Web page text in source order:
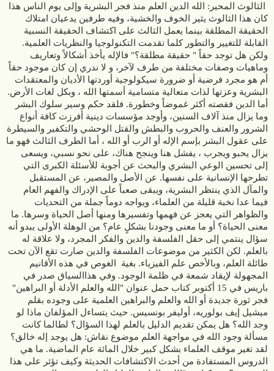
الثالوث المحير: الله الدين العلم منذ فجر البشرية وإلى يوم الناس هذا كان هذا الثالوث يثير الخوف والخشية، وفيه طرفين يدعيان امتلاك الحقيقة المطلقة بينما يعمل الثالث على اكتشاف الحقيقة النسبية القابلة للتغيير والتطور كلما تقدمت التكنولوجيا والنظريات العلمية. ولكن هل توجد حقاً " حقيقة مطلقة؟" فالإله يأخذ أشكالاً وتعاريف وماهيات وصفات مختلفة من طرف لآخر، و لا ندري إن كان موجود حقاً أم هو مجرد فرضية أو ضرورة سيكولوجية أوردتها الأديان والمعتقدات البشرية وعزتها لذات متعالية متسامية أسمتها الله ، وبكل لغات الأرض. أما الدين فقصته أكثر غموضاً وخطورة. فلقد حكم وسير سلوك البشر وما يزال منذ آلاف السنين، وأوجد مؤسسات دينية أفرزت كافة أنواع الشرور والعنف والحروب والبطش والقتل الوحشي والتكفير والسيطرة على عقول البشر بإسم الإله أو الرب أو الله ، أما الطرف الثالث فهو ما يزال يحبو ويجرب ، يفشل هنا وينجح هناك، على نحو نسبي، ويسعى إلى تحسين الوعي البشري والبحث عن أجوبة للأسئلة الكبرى التي تطرحها الإنسانية على نفسها. عن الأصل والمصير، عن المستقبل والمآل الذي ينتظر البشرية، ويبقى صعباً على الإدراك والفهم العام فيما عدا نخبة قليلة من العلماء، ويواجه دوماً جملة من التحديات والظواهر التي يعجز عن فهمها وتفسيرها ومنها أصل الحياة وسرها. ما معنى الحياة؟ أو ما معنى وجودنا بشكلٍ عام؟ من الوهلة الأولى يبدو أنه سؤال ينتمي إلى حقل الفلسفة والدين والفكر المجرد، ولا علاقة له بالعلم. لكن الكثير من موضوعات الفلسفة والدين صارت تقع الآن تحت طائلة العلم، وبالأخص علم الفيزياء. بغية الغوص في هذه الأقانيم المجهولة لإيقاد شمعة في ظلمة الوجود. وفي هذاالسياق صدر في باريس في 15 أكتوبر كتاب حمل عنوان "الله والعلم الأدلة أو البراهين" فجر ثورة جديدة أو الله والعلم والبراهين العلمية على وجوده بقلم ميشيل إيف بولوريه، أوليفر بونسيس. حيث يتساءل المؤلفان ماذا لو وجد الله؟ هل يمكن تقديم الدليل بالعلم لهذا السؤال؟ لطالما كانت مسألة وجود الله في مواجهة العلم موضوع نقاش: هل يوجد إله خالق؟ لقد تغير موقف العلماء بشكل كبير خلال المائة عام الماضية. ما هي الدروس المستفادة من أحدث الاكتشافات الحديثة وكيف تؤثر على هذا الموضوع؟ في كتابهم "الله ، العلم ، الدليل العلمي : فجر الثورة الجديدة" ، أجرى ميشيل إيف بولوري وأوليفييه بوناسيس تحقيقًا علميًا لأكثر من ثلاث سنوات بناءً على شهادة أعظم علماء الكوكب والتاريخ التي ساعدتهم في توضيح ذلك. طرحوا أسئلة أساسية وجوهرية. للحصول على أجوبة تسمح لهم بالحصول على جميع العناصر لتقرير ما يريدون لقرائهم أن يؤمنوا به، بحرية كاملة وبطريقة مستنيرة. نشأة هذا المشروع العلمي كانت جذابة، ولقد حصلوا على حليف جديد لــ الله وهو العلم فهل حقاً تمكنوا من ذلك كما يدعون؟ لما يقرب من أربعة قرون، أعطت الاكتشافات العلمية الانطباع بأنه من الممكن تفسير الكون دون الحاجة إلى إله خالق. ولكن بشكل غير متوقع، جاءت الاكتشافات العلمية للقرن العشرين لنسف هذه الحقائق اليقينية كما يدعي المؤلفان. وبلغة سهلة ومتاحة للجميع، تتبع هذا الكتاب بطريقة رائعة تاريخ هذه التطورات وقدم بانوراما صارمة للأدلة الجديدة على وجود الله. في نهاية الربع الأول من القرن الحادي والعشرين، هل من الممكن الإيمان بإله خالق؟ دعوة للتأمل والنقاش. أطلقها اثنان من المؤلفين الفرنسيين المتحمسين المتشاركين في تألبف كتاب "الله ، العلم ، الدلائل" ، أوليفييه بوناسي وميشيل إيف بولوريه وهما متحمسان للعلم. لقد أمضوا ثلاث سنوات في جمع المعلومات من الباحثين والعلماء لتزويدنا بمجموعة من الأدلة على وجود إله خالق. الكاتب ميشيل إيف بولوريه مهندس كمبيوتر ، وماجستير في العلوم ودكتوراه في إدارة الأعمال من جامعة باريس دوفين. من عام 1981 إلى عام 1990 ، شارك مع شقيقه في إدارة مجموعة Bolloré ، التي ترأس الفرع الصناعي منها. في عام 1990 ، أسس مجموعته الخاصة الإنطلاقة الفرنسية France-Essor ، التي يتركز نشاطها بشكل أساسي على الصناعة الميكانيكية. الكاتب أوليفييه بوناسيس هو طالب سابق في مدرسة البوليتكنيك (X86) ، وتخرج من معهد بدء الأعمال HEC والمعهد الكاثوليكي في باريس وحصل على شهادة أو (إجازة في اللاهوت). وهو رجل أعمال ، أنشأ العديد من الشركات. كان غير مؤمن حتى سن العشرين ، وقد ألف حوالي 20 كتابًا ومقطع فيديو وبعض العروض والنصوص والمقالات والنشرات الإخبارية والمواقع الإلكترونية حول مواضيع تتعلق غالبًا بعقلانية الإيمان. وانضم إليهما عدد من الخبراء والعلماء من مختلف الاختصاصات، منهم روبرت ويلسون الحائز على جائزة نوبل في الفيزياء عام 1978 لاكتشافه إشعاع الخلفية الكونية، إيف دوبونت نورمالين ،متخصص agrégé في الفيزياء ، دكتوراه في الفيزياء النظرية ، أستاذ في كلية ستانيسلاس في باريس جان ستون مؤسس ومؤلف جامعة باريس متعددة التخصصات (IUP) فيلسوف ومؤلف، انطوان سواريز فيزيائي وفيلسوف متخصص في ميكانيكا الكم، مايكل دينتون عالم الكيمياء الحيوية ، عالم الوراثة الطبية ، أستاذ سابق في جامعة أوتاغو، جان روبرت أرموغاثي نورمالين ، قسيس سابق لـ ENS Ulm ، أستاذ مشارك في الأدب ، دكتوراه في الفلسفة، فابيان ريفول عالم أحياء ، دكتور في الفلسفة واللاهوت وباحث، دكتور خوسيه إدواردو فرانكو من معهد البوليتكنيك متخصص في نظرية المعرفة للعلوم ولكن أيضًا ، أنييس بولوت ، مارك جودينو ، جان فرانسوا لامبرت ، جان ميشيل أوليفيرو ، بيير بيرييه ، ريمي سينتيس ، الشقيقين التوأمين إيغور وغريشكا بوغدانوف صاحبي كتاب الله والعلم الحديث والعديد من كتب الفيزياء المهمة ، فنسنت بيرليزوت ، دكتور جواو ديوغو لوريرو ، هيلينا جيسوس ، فريديريك جيلود ، ريتشارد باستيان ، كريستوف ريكو ، تشارلز ماير .. ثلاث سنوات من العمل مع عشرين عالمًا واختصاصيًا رفيعي المستوى: ومع كل هذا الجهد يدعي المؤلفان أننا يمكن نتأمل ونعيد النظر في قناعاتنا السابقة هنا حيث تكشف البراهين الحديثة على وجود الله كما يقولان. لما يقرب من أربعة قرون ، من كوبرنيكوس إلى فرويد مرورا بغاليليو وداروين ، تراكمت الاكتشافات العلمية بطريقة مذهلة ، مما أعطى الانطباع بأنه من الممكن شرح الكون دون حاجة إلى اللجوء إلى إله خالق. وهكذا في مطلع القرن العشرين انتصرت المادية فكريا. ولكن وبشكل غير متوقع كما كان مفاجئًا ، تأرجح البندول العلمي في الاتجاه الآخر بقوة لا تصدق. إن اكتشافات النسبية ، وميكانيكا الكموم ، وتوسع الكون ، وموته الحراري ، والانفجار العظيم ، والضبط الدقيق للكون أو تعقيد الكائنات الحية قد اتبعت بعضها البعض كتطورات علمية و نظريات رصينة. لقد أتت هذه المعرفة الجديدة لتنشيط اليقينات الراسخة في الروح الجماعية للقرن العشرين، إلى الحد الذي يمكننا فيه القول اليوم إن العقيدة المادية، التي لم تكن أبدًا مجرد اعتقاد مثل أي اعتقاد آخر، في طريقها إلى أن تصبح غير عقلانية. وبلغة في متناول الجميع، يقدم مؤلفا هذا الكتاب استرجاعًا رائعًا للترحيب بتاريخ هذه التطورات ويقدمان بانوراما صارمة من البراهين الجديدة على وجود الله. فمع بزوغ فجر القرن العشرين ، بدا أن الإيمان بإله خالق يتعارض مع العلم. واليوم، أليس العكس هو الذي سيسود؟ هكذا يتساءلان. إنها دعوة للتأمل والنقاش. يقول مثل فرنسي "القليل من العلم يأخذ المرء بعيدًا عن الله، ولكن الكثير منه يعيده إليه": كان من الممكن أن يكون هذا القول المأثور بمثابة شعار مبالغ به في تسويق هذا الكتاب الذي طرح في المكتبات الباريسية يوم 13 أكتوبر. "الحدث" ليس قوياً للغاية: بيد أن هذا "الكتاب يزعج وقد يزعزع اليقينات لدينا"، كما جاء في العنوان الرئيسي لمجلة Le Figaro، التي خصصت له "الصفحة الأولى". وهكذا فإن الحقائق التي اهتزت باتت قديمة وأصيبت بالشيخوخة: فهي تعود إلى العلموية وبدايات الرؤية المادية، التي استمرت في النمو من القرن السادس عشر إلى القرن التاسع عشر. من كوبرنيكوس إلى فرويد مروراً بغاليليو ولابلاس وداروين وماركس، وكما قلنا، وضع تطور العلوم مسألة وجود الله بين قوسين: "لست بحاجة إلى هذه الفرضية" ، قالها لابلاس لنابليون عندما قدم له كتابه عن الكون وسأله الامبراطور " وأين الله في عرضك هذا؟". اعتمد تيار الفكر المادي الإلحادي على النجاحات العلمية لممارسة الهيمنة المتزايدة في الغرب ، ولا يزال حتى يومنا هذا مع ما بعد الإنسانية ، التي تدعي ضمان خلاص البشرية من خلال العلوم التقنية. ولكن الآن تم هدم هذه العلموية، التي نصبت نفسها بنفسها حارسة لمنارة الحقيقة العلمية... وبالعلم نفسه! لقد حدث هذا التحول خلال القرن العشرين ، مع سلسلة من التطورات الهائلة: اكتشافات الديناميكا الحرارية ، والنظرية النسبية ، وميكانيكا الكم ، ونظرية الانفجار العظيم المدعومة بنظرية تمدد الكون وموته الحراري الحتمي ، ولكن أيضًا من خلال ملاحظات البراعة المذهلة لـ "التعديل" الذي ساد ظهور الكون وظهور الذرات والنجوم والحياة على الأرض. تأخذنا هذه الملحمة العلمية المذهلة سنوات ضوئية بعيدًا عن المادية الساذجة التي لا تزال تتخلل عقول الناس. لصالح أكبر عدد من الحجج والمبررات، من الصعب متابعة التطور الاستثنائي للعلوم في نطاقي اللامتناهي في الصغر واللامتناهي في الكبير، وفهم مسارها من منظور اصطناعي. هذا هو بالتحديد التحدي الذي واجهه مؤلفا هذه الأطروحة، أي: التوفيق بين إمكانية الوصول إلى جمهور كبير، عبر تبسيط المفاهيم، واحترام الدقة العلمية، خلال دراسة استقصائية طويلة أجريت مع حوالي عشرين متخصصًا. بدءاً من روبرت وودرو ويلسون ، الحائز على جائزة نوبل في الفيزياء عام 1978 والمكتشف المشارك لإشعاع الخلفية الكونية ، وهي الصدى البعيد للانفجار العظيم الذي حدث قبل 13.8 مليار سنة). ولم يكن رهانهما ، فقط فكريًا بل وجوديًا ، من يمكنه أن ينافس مسألة وجود الله؟ بعد وضع هذا الأخير بين قوسين وإلغائه بواسطة النزعة العلمانية "العالمية" ، يشرح الكتاب سبب عودة هذا السؤال إلى حيز النقاش مع الثورة المفاهيمية في القرنين العشرين والحادي والعشرين. لأن جميع الاكتشافات الحديثة المحدثة تتبع مسارات تتلاقى نحو استنتاجات ساحقة. يمكننا تلخيص كل هذا بالقول إنه بينما قبل قرن ونيف من الزمن تم إقناع جميع العلماء بالرؤية المادية، يوجد اليوم شبه إجماع علمي على الاعتراف بأن الحياة المعقدة تتطلب تعديلات لقوانين الطبيعة. كما تتطلب دقة مذهلة، غير محتملة تمامًا من الناحية الإحصائية، والعلماء الآن أجمعوا أيضًا على الاعتراف بأن الكون المرئي يتوسع ، وأن له بداية وستكون له نهاية. الآن ، إذا كان للزمان والمكان والمادة بداية وإذا كان الكون ينطوي على وضع بمثل هذا التعقيد ، فكيف لا يمكننا أن نسأل أنفسنا السؤال الذي كان يطارد بالفعل "الحكماء" (العلماء والفلاسفة على حد سواء؟) في العصور القديمة، وهو هل هناك ضرورة لوجود" المبدأ الأول أو المحرك الأول أو المهندس الأول "، هل هناك ضرورة لكائن هو أصل كل شيء ، كائن سام متسامي، ذكي وعاقل وحي، خالد وغير مادي يتواجد خارج الكون المرئي، وهو الذي تسميه الأديان الله؟ هل نحن إذن حقًا كما يقول العنوان الفرعي للكتاب "إزاء فجر ثورة علمية جديدة"؟ هل يمكننا أن نتوصل بجدية إلى يقين بشأن وجود الله؟ عودة هذا السؤال الجوهري - وهو تحول معرفي حقيقي - هو بالتأكيد في مراحله الأولى، ولكن عند قراءة الكتاب، من الممكن مشاركة التفكير المتفائل للمؤلفين الذين يؤكدان في نهاية مقدمتهما: "في النهاية نفس السؤال الأزلي المطروح، هل الله موجود أم لا: الإجابة موجودة بشكل مستقل عنا وهي ثنائية أو مزدوجة. هل هي نعم أم لا. فقط افتقارنا للمعرفة كان هو العقبة حتى الآن أمام اختيارنا لنعم أو لـــ لا. لكن الكشف عن مجموعة من الأدلة المتقاربة التي هي في نفس الوقت عديدة وعقلانية وتأتي من مجالات معرفية مختلفة ومستقلة ، ليلقي ضوءًا جديدًا وربما حاسمًا على هذه المسألة. " وليحسم الجدل الدائر لما يقرب من أربعة قرون ، خاصة بعدما أعطت الاكتشافات العلمية الانطباع بأنه من الممكن تفسير الكون دون الحاجة إلى إله خالق. ولكن وبشكل غ